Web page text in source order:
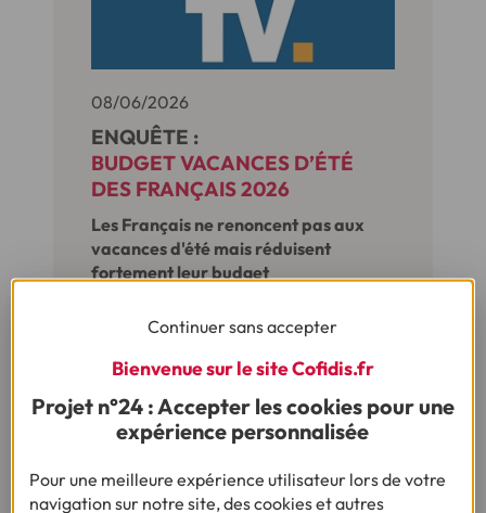
08/06/2026
ENQUÊTE :
BUDGET VACANCES D’ÉTÉ
DES FRANÇAIS 2026
Les Français ne renoncent pas aux
vacances d'été mais réduisent
fortement leur budget
Sur le même sujet
Continuer sans accepter
Bienvenue sur le site Cofidis.fr
Projet n°24 : Accepter les cookies pour une
expérience personnalisée
Pour une meilleure expérience utilisateur lors de votre
navigation sur notre site, des cookies et autres